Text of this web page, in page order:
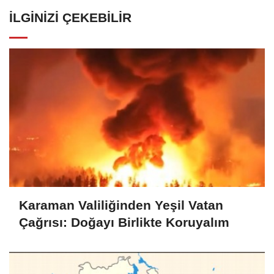
İLGINIZI ÇEKEBILIR
Karaman Valiliğinden Yeşil Vatan
Çağrısı: Doğayı Birlikte Koruyalım